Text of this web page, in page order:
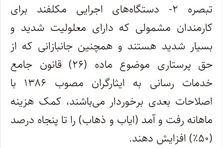
تبصره ۲- دستگاه‌های اجرایی مکلفند برای
کارمندان مشمولی که دارای معلولیت شدید و
بسیار شدید هستند و همچنین جانبازانی که از
حق پرستاری موضوع ماده (۲۶) قانون جامع
خدمات رسانی به ایثارگران مصوب ۱۳۸۶ با
اصلاحات بعدی برخوردار می‌باشند، کمک هزینه
ماهانه رفت و آمد (ایاب و ذهاب) را تا پنجاه درصد
(۵۰٪) افزایش دهند.